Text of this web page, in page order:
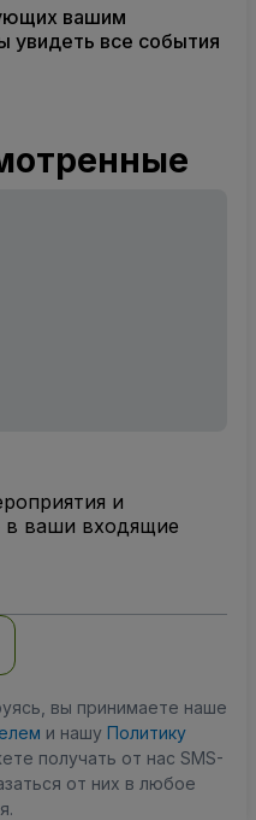
вашим
увидеть все события
и
в ваши входящие
вы принимаете наше
и нашу Политику
получать от нас SMS-
от них в любое